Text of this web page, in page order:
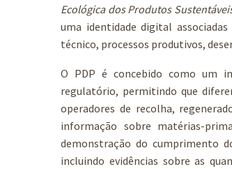
Ecológica dos Produtos
uma identidade digital
técnico, processos produtivos,
O PDP é concebido como um
regulatório, permitindo que
operadores de recolha,
informação sobre matérias-
demonstração do cumprimento
incluindo evidências sobre as